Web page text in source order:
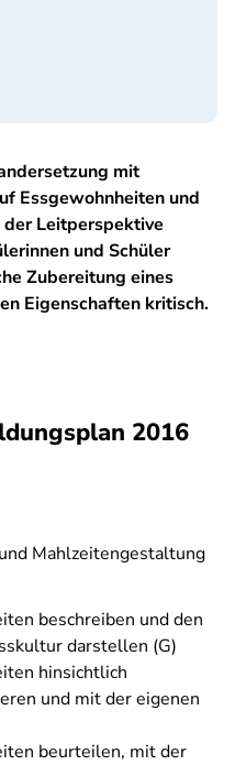
mit
Essgewohnheiten und
Leitperspektive
und Schüler
Zubereitung eines
Eigenschaften kritisch.
2016
Mahlzeitengestaltung
beschreiben und den
darstellen (G)
hinsichtlich
und mit der eigenen
beurteilen, mit der